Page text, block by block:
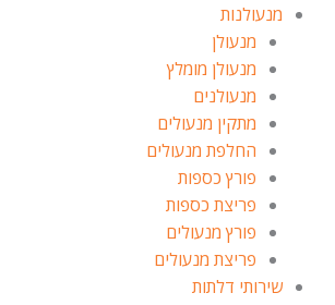
מנעולנות
מנעולן
מנעולן מומלץ
מנעולנים
מתקין מנעולים
החלפת מנעולים
פורץ כספות
פריצת כספות
פורץ מנעולים
פריצת מנעולים
שירותי דלתות